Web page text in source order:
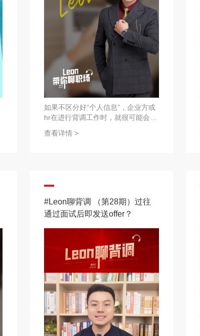
如果不区分好“个人信息”，企业方或
hr在进行背调工作时，就很可能会侵
犯其个人的隐私！
查看详情 >
#Leon聊背调 （第28期）过往
通过面试后即发送offer？